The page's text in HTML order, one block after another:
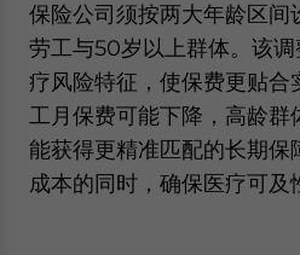
保险公司须按两大年龄区
劳工与50岁以上群体。该
疗风险特征，使保费更贴合
工月保费可能下降，高龄群
能获得更精准匹配的长期保
成本的同时，确保医疗可及